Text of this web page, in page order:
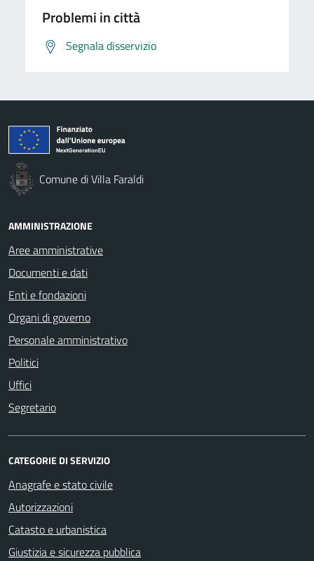
Problemi in città
Segnala disservizio
Comune di Villa Faraldi
AMMINISTRAZIONE
Aree amministrative
Documenti e dati
Enti e fondazioni
Organi di governo
Personale amministrativo
Politici
Uffici
Segretario
CATEGORIE DI SERVIZIO
Anagrafe e stato civile
Autorizzazioni
Catasto e urbanistica
Giustizia e sicurezza pubblica